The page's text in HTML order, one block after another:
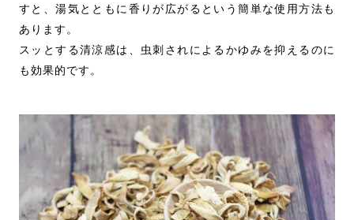
すと、湯気とともに香りが広がるという簡単な使用方法も
あります。
スッとする清涼感は、虫刺されによるかゆみを抑えるのに
も効果的です。